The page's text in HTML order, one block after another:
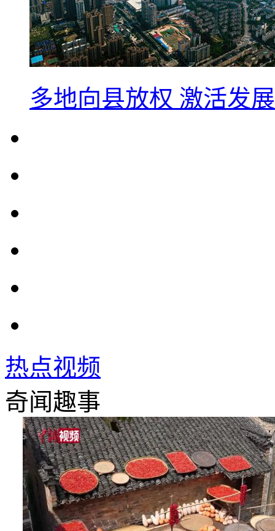
多地向县放权 激活发
热点视频
奇闻趣事